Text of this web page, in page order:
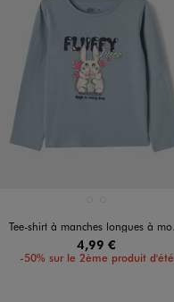
Tee-shirt à manches longues à motif fille
4,99 €
-50% sur le 2ème produit d'été